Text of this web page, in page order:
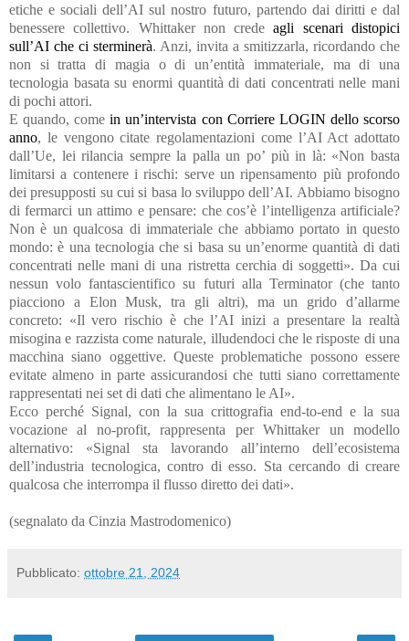
etiche e sociali dell’AI sul nostro futuro, partendo dai diritti e dal
benessere collettivo. Whittaker non credeagli scenari distopici
sull’AI che ci sterminerà. Anzi, invita a smitizzarla, ricordando che
non si tratta di magia o di un’entità immateriale, ma di una
tecnologia basata su enormi quantità di dati concentrati nelle mani
di pochi attori.
E quando, comein un’intervista con Corriere LOGIN dello scorso
anno, le vengono citate regolamentazioni come l’AI Act adottato
dall’Ue, lei rilancia sempre la palla un po’ più in là: «Non basta
limitarsi a contenere i rischi: serve un ripensamento più profondo
dei presupposti su cui si basa lo sviluppo dell’AI. Abbiamo bisogno
di fermarci un attimo e pensare: che cos’è l’intelligenza artificiale?
Non è un qualcosa di immateriale che abbiamo portato in questo
mondo: è una tecnologia che si basa su un’enorme quantità di dati
concentrati nelle mani di una ristretta cerchia di soggetti». Da cui
nessun volo fantascientifico su futuri alla Terminator (che tanto
piacciono a Elon Musk, tra gli altri), ma un grido d’allarme
concreto: «Il vero rischio è che l’AI inizi a presentare la realtà
misogina e razzista come naturale, illudendoci che le risposte di una
macchina siano oggettive. Queste problematiche possono essere
evitate almeno in parte assicurandosi che tutti siano correttamente
rappresentati nei set di dati che alimentano le AI».
Ecco perché Signal, con la sua crittografia end-to-end e la sua
vocazione al no-profit, rappresenta per Whittaker un modello
alternativo: «Signal sta lavorando all’interno dell’ecosistema
dell’industria tecnologica, contro di esso. Sta cercando di creare
qualcosa che interrompa il flusso diretto dei dati».
(segnalato da Cinzia Mastrodomenico)
Pubblicato: ottobre 21, 2024